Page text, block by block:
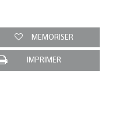
MEMORISER
IMPRIMER